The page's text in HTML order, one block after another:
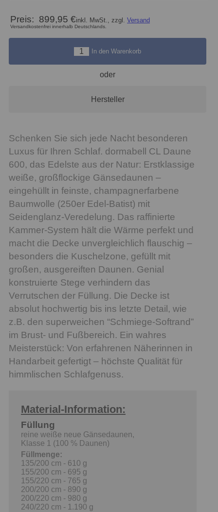
Preis: 899,95 €inkl. MwSt., zzgl. Versand
Versandkostenfrei innerhalb Deutschlands.
In den Warenkorb
oder
Hersteller
Schenken Sie sich jede Nacht besonderen
Luxus für Ihren Schlaf. dormabell CL Daune
600, das Edelste aus der Natur: Erstklassige
weiße, großflockige Gänsedaunen –
eingehüllt in feinste, champagnerfarbene
Baumwolle (250er Edel-Batist) mit
Seidenglanz-Veredelung. Das raffinierte
Kammer-System hält die Wärme perfekt und
macht die Decke unvergleichlich flauschig –
besonders die Kuschelzone, gefüllt mit
großen, ausgereiften Daunen. Genial
konstruierte Stege verhindern das
Verrutschen der Füllung. Die Decke ist
absolut hochwertig bis ins letzte Detail, wie
z.B. den superweichen “Schmiege-Softrand”
im Brust- und Fußbereich. Ein wahres
Meisterstück: Von erfahrenen Näherinnen in
Handarbeit gefertigt – höchste Qualität für
himmlischen Schlafgenuss.
Material-Information:
Füllung
reine weiße neue Gänsedaunen,
Klasse 1 (100 % Daunen)
Füllmenge:
135/200 cm - 610 g
155/200 cm - 695 g
155/220 cm - 765 g
200/200 cm - 890 g
200/220 cm - 980 g
240/220 cm - 1.190 g